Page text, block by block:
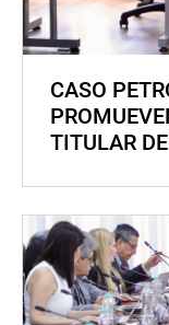
CASO
TITULAR